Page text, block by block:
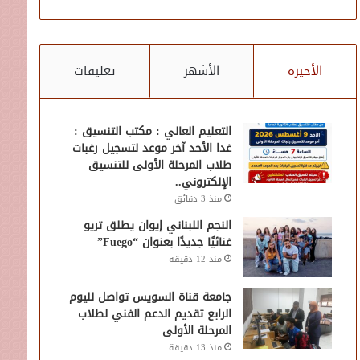
الأخيرة الأشهر تعليقات
التعليم العالي : مكتب التنسيق :
غدا الأحد آخر موعد لتسجيل رغبات
طلاب المرحلة الأولى للتنسيق
الإلكتروني..
منذ 3 دقائق
النجم اللبناني إيوان يطلق تريو
غنائيًا جديدًا بعنوان “Fuego”
منذ 12 دقيقة
جامعة قناة السويس تواصل لليوم
الرابع تقديم الدعم الفني لطلاب
المرحلة الأولى
منذ 13 دقيقة